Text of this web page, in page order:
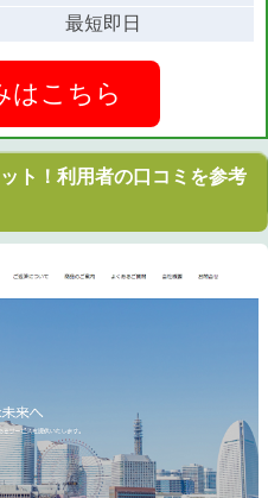
最短即日
はこちら
ト！利用者の口コミを参考